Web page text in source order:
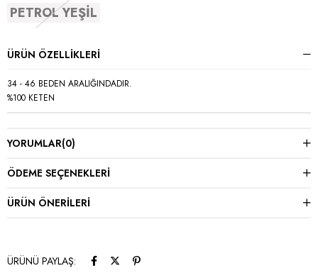
PETROL YEŞİL
ÜRÜN ÖZELLIKLERI
34 - 46 BEDEN ARALIĞINDADIR.
%100 KETEN
YORUMLAR(0)
ÖDEME SEÇENEKLERI
ÜRÜN ÖNERILERI
ÜRÜNÜ PAYLAŞ: